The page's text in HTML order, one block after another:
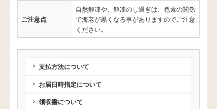
ご注意点
自然解凍や、解凍のし過ぎは、色素の関係
で海老が黒くなる事がありますのでご注意
ください。
支払方法について
お届日時指定について
領収書について